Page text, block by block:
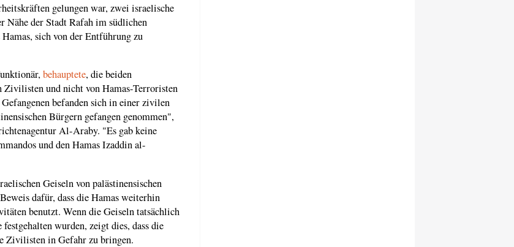
gelungen war, zwei israelische
Nähe der Stadt Rafah im südlichen
sich von der Entführung zu
behauptete, die beiden
Zivilisten und nicht von Hamas-Terroristen
befanden sich in einer zivilen
Bürgern gefangen genommen",
Al-Araby. "Es gab keine
und den Hamas Izaddin al-
Geiseln von palästinensischen
dafür, dass die Hamas weiterhin
benutzt. Wenn die Geiseln tatsächlich
wurden, zeigt dies, dass die
Zivilisten in Gefahr zu bringen.